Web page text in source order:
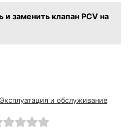
и заменить клапан PCV на
Эксплуатация и обслуживание